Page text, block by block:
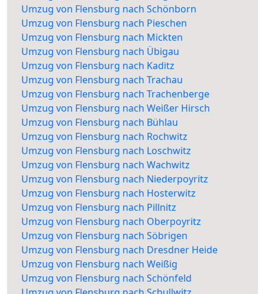
Umzug von Flensburg nach Schönborn
Umzug von Flensburg nach Pieschen
Umzug von Flensburg nach Mickten
Umzug von Flensburg nach Übigau
Umzug von Flensburg nach Kaditz
Umzug von Flensburg nach Trachau
Umzug von Flensburg nach Trachenberge
Umzug von Flensburg nach Weißer Hirsch
Umzug von Flensburg nach Bühlau
Umzug von Flensburg nach Rochwitz
Umzug von Flensburg nach Loschwitz
Umzug von Flensburg nach Wachwitz
Umzug von Flensburg nach Niederpoyritz
Umzug von Flensburg nach Hosterwitz
Umzug von Flensburg nach Pillnitz
Umzug von Flensburg nach Oberpoyritz
Umzug von Flensburg nach Söbrigen
Umzug von Flensburg nach Dresdner Heide
Umzug von Flensburg nach Weißig
Umzug von Flensburg nach Schönfeld